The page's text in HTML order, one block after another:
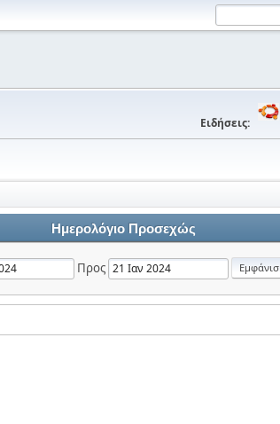
Ειδήσεις:
Ημερολόγιο Προσεχώς
Προς